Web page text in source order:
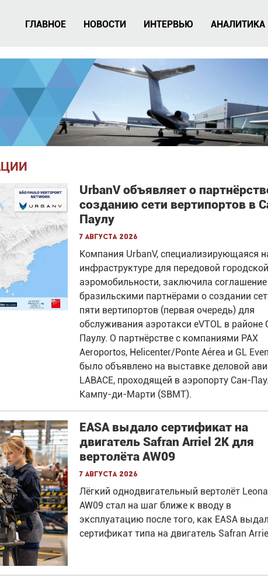
ГЛАВНОЕ НОВОСТИ ИНТЕРВЬЮ АНАЛИТИКА
UrbanV объявляет о
созданию сети вертипортов в
Паулу
7 августа 2026
Компания UrbanV, специализирующаяся
инфраструктуре для передовой городской
аэромобильности, заключила соглашение
бразильскими партнёрами о создании
пяти вертипортов (первая очередь) для
обслуживания аэротакси eVTOL в районе
Паулу. О партнёрстве с компаниями PAX
Aeroportos, Helicenter/Ponte Aérea и GL
было объявлено на выставке деловой
LABACE, проходящей в аэропорту Сан-
Кампу-ди-Марти (SBMT).
EASA выдало сертификат на
двигатель Safran Arriel 2K для
вертолёта AW09
7 августа 2026
Лёгкий однодвигательный вертолёт
AW09 стал на шаг ближе к вводу в
эксплуатацию после того, как EASA
сертификат типа на двигатель Safran